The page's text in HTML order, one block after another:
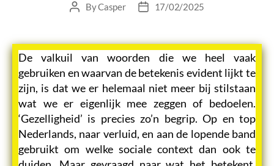
PostByCasper
Post17/02/2025
De valkuil van woorden die we heel vaak
gebruiken en waarvan de betekenis evident lijkt te
zijn, is dat we er helemaal niet meer bij stilstaan
wat we er eigenlijk mee zeggen of bedoelen.
‘Gezelligheid’ is precies zo’n begrip. Op en top
Nederlands, naar verluid, en aan de lopende band
gebruikt om welke sociale context dan ook te